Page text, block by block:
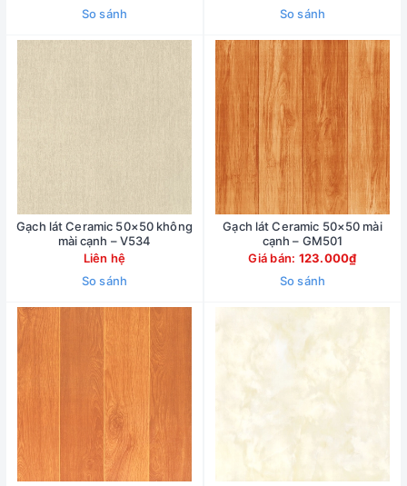
So sánh
So sánh
Gạch lát Ceramic 50×50 không
mài cạnh – V534
Liên hệ
So sánh
Gạch lát Ceramic 50×50 mài
cạnh – GM501
Giá bán: 123.000₫
So sánh